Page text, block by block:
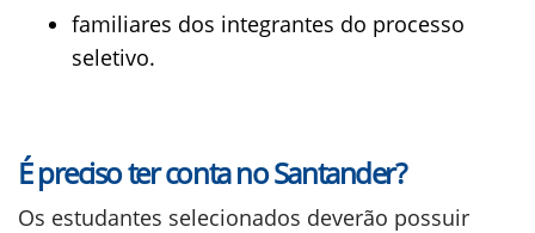
familiares dos integrantes do processo
seletivo.
É preciso ter conta no Santander?
Os estudantes selecionados deverão possuir